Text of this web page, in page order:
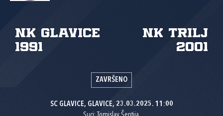
NK Glavice
1991
NK Trilj
2001
ZAVRŠENO
SC GLAVICE, GLAVICE, 23.03.2025. 11:00